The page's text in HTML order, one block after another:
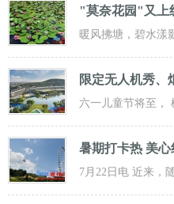
"莫奈花园"又上
一波
暖风拂塘，碧水漾
步“复苏” 粉白嫣
限定无人机秀、
江遛
六一儿童节将至，
活动与超值福利，
暑期打卡热 美
游新
7月22日电 近来，
红酒小镇迎来了大